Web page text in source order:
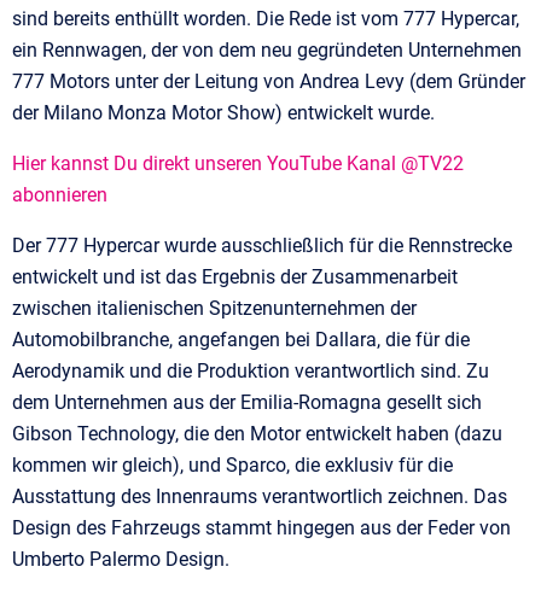
sind bereits enthüllt worden. Die Rede ist vom 777 Hypercar,
ein Rennwagen, der von dem neu gegründeten Unternehmen
777 Motors unter der Leitung von Andrea Levy (dem Gründer
der Milano Monza Motor Show) entwickelt wurde.
Hier kannst Du direkt unseren YouTube Kanal @TV22
abonnieren
Der 777 Hypercar wurde ausschließlich für die Rennstrecke
entwickelt und ist das Ergebnis der Zusammenarbeit
zwischen italienischen Spitzenunternehmen der
Automobilbranche, angefangen bei Dallara, die für die
Aerodynamik und die Produktion verantwortlich sind. Zu
dem Unternehmen aus der Emilia-Romagna gesellt sich
Gibson Technology, die den Motor entwickelt haben (dazu
kommen wir gleich), und Sparco, die exklusiv für die
Ausstattung des Innenraums verantwortlich zeichnen. Das
Design des Fahrzeugs stammt hingegen aus der Feder von
Umberto Palermo Design.